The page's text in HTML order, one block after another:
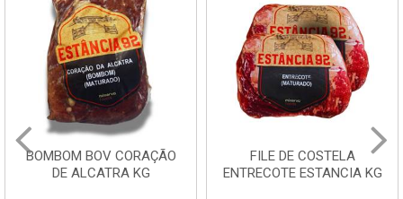
BOMBOM BOV CORAÇÃO
DE ALCATRA KG
FILE DE COSTELA
ENTRECOTE ESTANCIA KG